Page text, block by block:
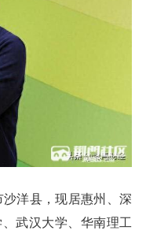
洋县，现居惠州、深
武汉大学、华南理工